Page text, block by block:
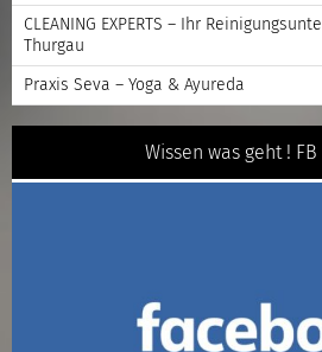
CLEANING EXPERTS – Ihr
Thurgau
Praxis Seva – Yoga & Ayureda
Wissen was geht !